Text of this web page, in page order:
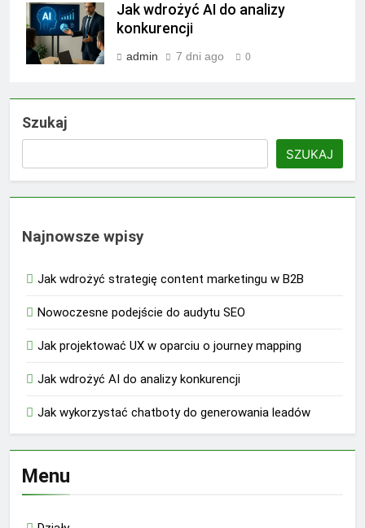
Jak wdrożyć AI do analizy
konkurencji
admin 7 dni ago 0
Szukaj
SZUKAJ
Najnowsze wpisy
Jak wdrożyć strategię content marketingu w B2B
Nowoczesne podejście do audytu SEO
Jak projektować UX w oparciu o journey mapping
Jak wdrożyć AI do analizy konkurencji
Jak wykorzystać chatboty do generowania leadów
Menu